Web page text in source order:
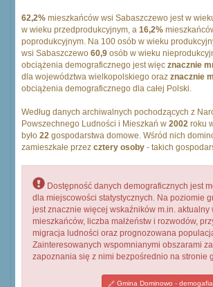
62,2% mieszkańców wsi Sabaszczewo jest w
w wieku przedprodukcyjnym, a 16,2%
poprodukcyjnym. Na 100 osób w wieku
wsi Sabaszczewo 60,9 osób w wieku
obciążenia demograficznego jest więc znacznie
dla województwa wielkopolskiego oraz znacznie
obciążenia demograficznego dla całej Polski.
Według danych archiwalnych pochodzących z
Powszechnego Ludności i Mieszkań w 2002 roku
było 22 gospodarstwa domowe. Wśród nich
zamieszkałe przez cztery osoby - takich
Dostępność danych demograficznych jest
dla miejscowości statystycznych. Na poziomie
jest znacznie więcej wskaźników m.in. aktualny
mieszkańców, liczba małżeństw i rozwodów,
migracja ludności oraz prognozowana
Zainteresowanych wspomnianymi obszarami
zapoznania się z nimi bezpośrednio na stronie
Gmina Dominowo - demogafia